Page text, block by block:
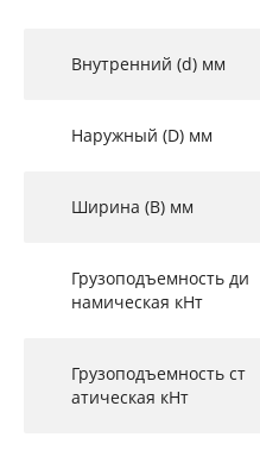
Внутренний (d) мм
Наружный (D) мм
Ширина (B) мм
Грузоподъемность ди
намическая кНт
Грузоподъемность ст
атическая кНт